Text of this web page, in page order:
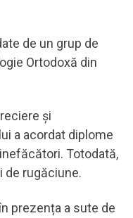
de un grup de
Ortodoxă din
și
a acordat diplome
Totodată,
de rugăciune.
prezența a sute de